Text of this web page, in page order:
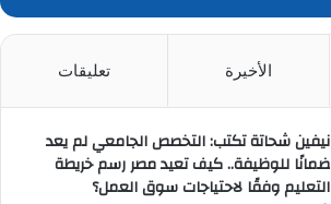
الأخيرة تعليقات
نيفين شحاتة تكتب: التخصص الجامعي لم يعد
ضمانًا للوظيفة.. كيف تعيد مصر رسم خريطة
التعليم وفقًا لاحتياجات سوق العمل؟